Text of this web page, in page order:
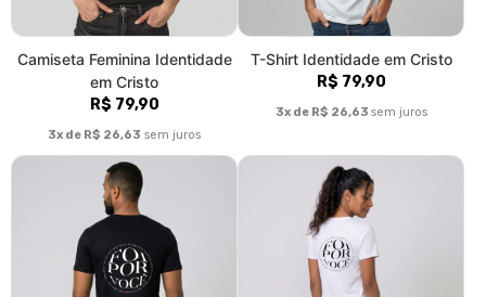
Camiseta Feminina Identidade
em Cristo
R$ 79,90
3x de R$ 26,63 sem juros
T-Shirt Identidade em Cristo
R$ 79,90
3x de R$ 26,63 sem juros